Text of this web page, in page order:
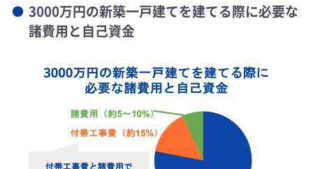
3000万円の新築一戸建てを建てる際に必要な
諸費用と自己資金